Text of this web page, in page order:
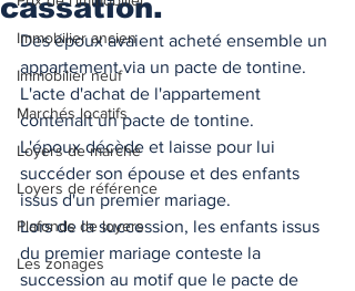
Immobilier ancien
Immobilier neuf
Marchés locatifs
Loyers de marché
Loyers de référence
Plafonds de loyers
Les zonages
cassation.
Des époux avaient acheté ensemble un
appartement via un pacte de tontine.
L'acte d'achat de l'appartement
contenait un pacte de tontine.
L'époux décède et laisse pour lui
succéder son épouse et des enfants
issus d'un premier mariage.
Lors de la succession, les enfants issus
du premier mariage conteste la
succession au motif que le pacte de